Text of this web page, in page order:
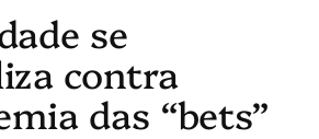
se
contra
das “bets”